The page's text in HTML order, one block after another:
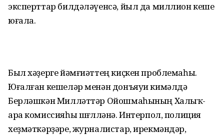
эксперттар билдәләүенсә, йыл да миллион кеше
юғала.
Был хәҙерге йәмғиәттең киҫкен проблемаһы.
Юғалған кешеләр менән донъяуи кимәлдә
Берләшкән Милләттәр Ойошмаһының Халыҡ-
ара комиссияһы шөғөлләнә. Интерпол, полиция
хеҙмәткәрҙәре, журналистар, ирекмәндәр,